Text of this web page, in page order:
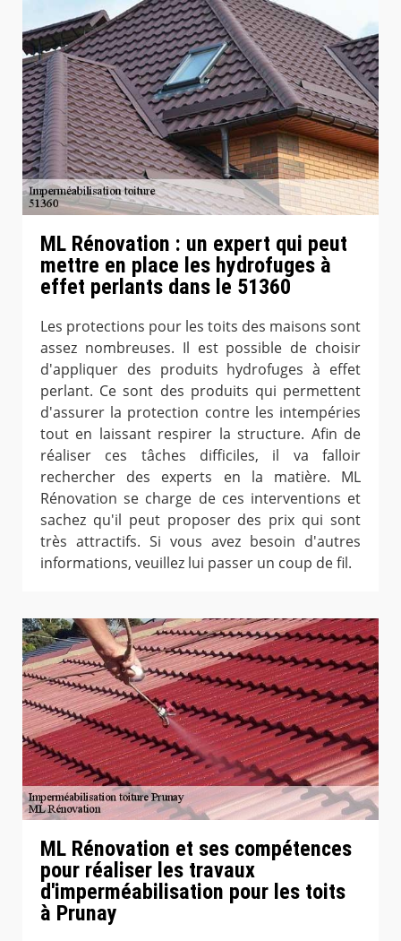
ML Rénovation : un expert qui peut
mettre en place les hydrofuges à
effet perlants dans le 51360
Les protections pour les toits des maisons sont
assez nombreuses. Il est possible de choisir
d'appliquer des produits hydrofuges à effet
perlant. Ce sont des produits qui permettent
d'assurer la protection contre les intempéries
tout en laissant respirer la structure. Afin de
réaliser ces tâches difficiles, il va falloir
rechercher des experts en la matière. ML
Rénovation se charge de ces interventions et
sachez qu'il peut proposer des prix qui sont
très attractifs. Si vous avez besoin d'autres
informations, veuillez lui passer un coup de fil.
ML Rénovation et ses compétences
pour réaliser les travaux
d'imperméabilisation pour les toits
à Prunay